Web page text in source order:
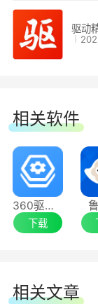
大量游戏驱动
5、软件管
海量的软件，
驱动
相关软件
360驱动大师
下载
相关文章